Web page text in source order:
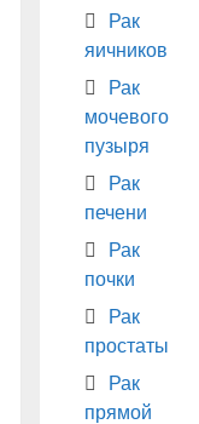
Рак
яичников
Рак
мочевого
пузыря
Рак
печени
Рак
почки
Рак
простаты
Рак
прямой